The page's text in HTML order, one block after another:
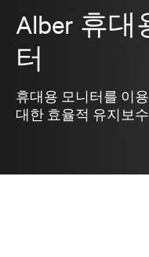
Alber 휴대
터
휴대용 모니터를 이
대한 효율적 유지보